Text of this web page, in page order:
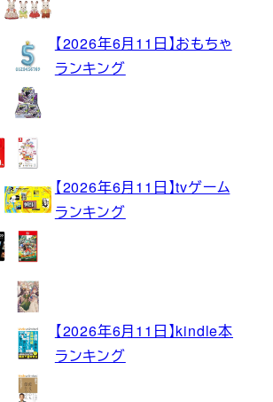
【2026年6月11日】おもちゃ
ランキング
【2026年6月11日】tvゲーム
ランキング
【2026年6月11日】kindle本
ランキング